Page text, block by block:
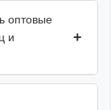
оптовые
и
+